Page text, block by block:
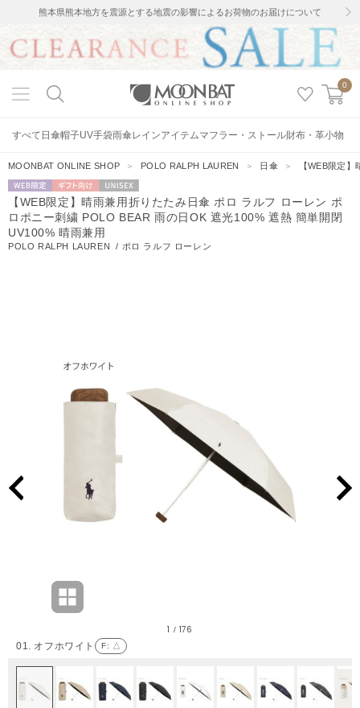
熊本県熊本地方を震源とする地震の影響によるお荷物のお届けについて
0
すべて 日傘帽子UV手袋雨傘レインアイテムマフラー・ストール財布・革小物
MOONBAT ONLINE SHOP ＞ POLO RALPH LAUREN ＞ 日傘 ＞ 【WEB限定
WEB限定ギフト向
け
UNISEX
【WEB限定】晴雨兼用折りたたみ日傘 ポロ ラルフ ローレン ポ
ロポニー刺繍 POLO BEAR 雨の日OK 遮光100% 遮熱 簡単開閉
UV100% 晴雨兼用
POLO RALPH LAUREN / ポロ ラルフ ローレン
01. オフホワイト F: △
1 / 176